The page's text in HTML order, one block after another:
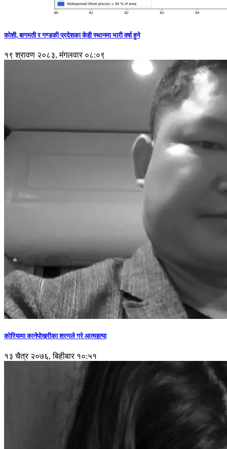
कोशी, बागमती र गण्डकी प्रदेशका केही स्थानमा भारी वर्षा हुने
१९ श्रावण २०८३, मंगलवार ०८:०९
कोरियामा कानेपोखरीका शरणले गरे आत्महत्या
१३ चैत्र २०७६, बिहीबार १०:५१